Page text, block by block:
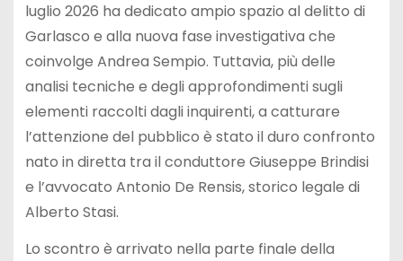
luglio 2026 ha dedicato ampio spazio al delitto di
Garlasco e alla nuova fase investigativa che
coinvolge Andrea Sempio. Tuttavia, più delle
analisi tecniche e degli approfondimenti sugli
elementi raccolti dagli inquirenti, a catturare
l’attenzione del pubblico è stato il duro confronto
nato in diretta tra il conduttore Giuseppe Brindisi
e l’avvocato Antonio De Rensis, storico legale di
Alberto Stasi.
Lo scontro è arrivato nella parte finale della